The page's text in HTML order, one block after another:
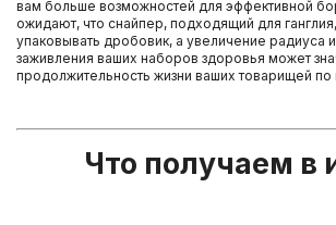
вам больше возможностей для эффективной
ожидают, что снайпер, подходящий для
упаковывать дробовик, а увеличение радиуса
заживления ваших наборов здоровья может
продолжительность жизни ваших товарищей по
Что получаем в